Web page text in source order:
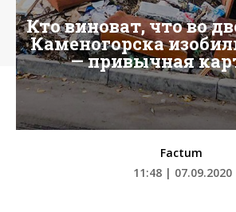
Кто виноват, что во
Каменогорска
— привычная
Factum
11:48 | 07.09.2020